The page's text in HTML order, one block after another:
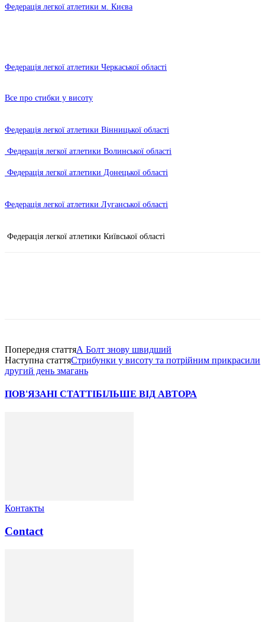
Федерація легкої атлетики м. Києва
Федерація легкої атлетики Черкаської області
Все про стибки у висоту
Федерація легкої атлетики Вінницької області
Федерація легкої атлетики Волинської області
Федерація легкої атлетики Донецької області
Федерація легкої атлетики Луганської області
Федерація легкої атлетики Київської області
Попередня статтяА Болт знову швидший
Наступна статтяСтрибунки у висоту та потрійним прикрасили
другий день змагань
ПОВ'ЯЗАНІ СТАТТІБІЛЬШЕ ВІД АВТОРА
Контакты
Contact